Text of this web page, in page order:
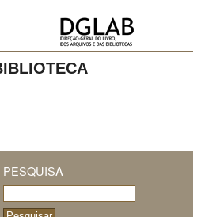
PESQUISA